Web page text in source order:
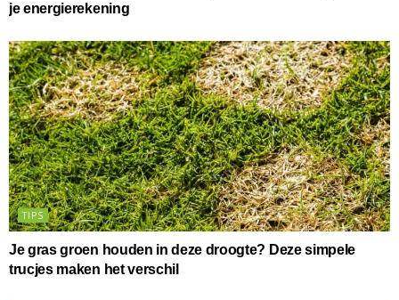
je energierekening
TIPS
Je gras groen houden in deze droogte? Deze simpele
trucjes maken het verschil